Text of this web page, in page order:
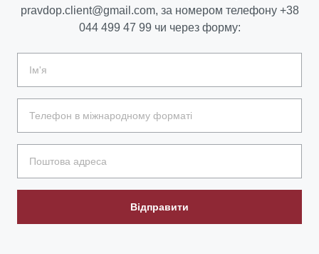
pravdop.client@gmail.com, за номером телефону +38
044 499 47 99 чи через форму:
Відправити